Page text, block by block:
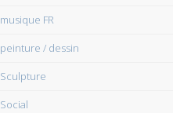
musique FR
peinture / dessin
Sculpture
Social